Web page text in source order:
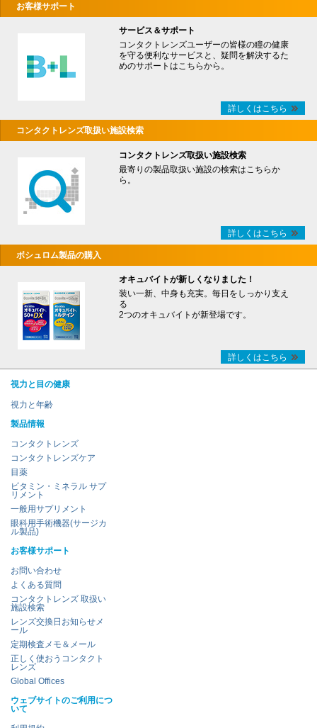
お客様サポート
サービス＆サポート
コンタクトレンズユーザーの皆様の瞳の健康
を守る便利なサービスと、疑問を解決するた
めのサポートはこちらから。
詳しくはこちら
コンタクトレンズ取扱い施設検索
コンタクトレンズ取扱い施設検索
最寄りの製品取扱い施設の検索はこちらか
ら。
詳しくはこちら
ボシュロム製品の購入
オキュバイトが新しくなりました！
装い一新、中身も充実。毎日をしっかり支え
る
2つのオキュバイトが新登場です。
詳しくはこちら
視力と目の健康
視力と年齢
製品情報
コンタクトレンズ
コンタクトレンズケア
目薬
ビタミン・ミネラル サプ
リメント
一般用サプリメント
眼科用手術機器(サージカ
ル製品)
お客様サポート
お問い合わせ
よくある質問
コンタクトレンズ 取扱い
施設検索
レンズ交換日お知らせメ
ール
定期検査メモ＆メール
正しく使おうコンタクト
レンズ
Global Offices
ウェブサイトのご利用につ
いて